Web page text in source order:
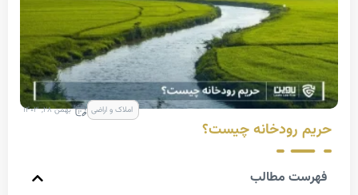
املاک و اراضی بهمن ۲۸, ۱۴۰۳
چیست؟
مطالب